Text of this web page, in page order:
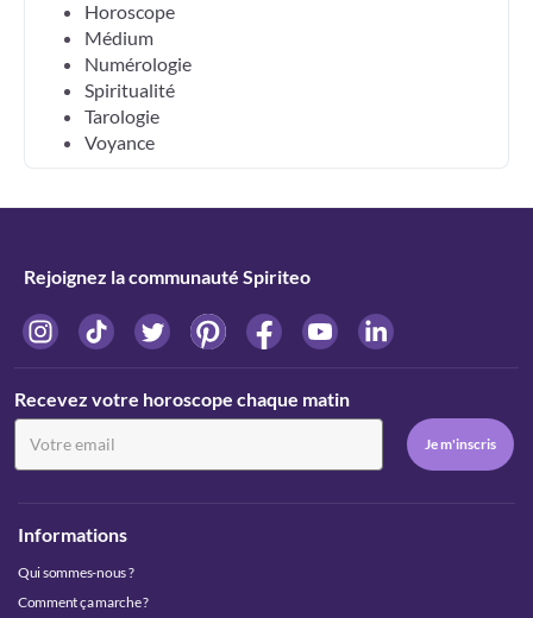
Horoscope
Médium
Numérologie
Spiritualité
Tarologie
Voyance
Rejoignez la communauté Spiriteo
Recevez votre horoscope chaque matin
Informations
Qui sommes-nous ?
Comment ça marche ?